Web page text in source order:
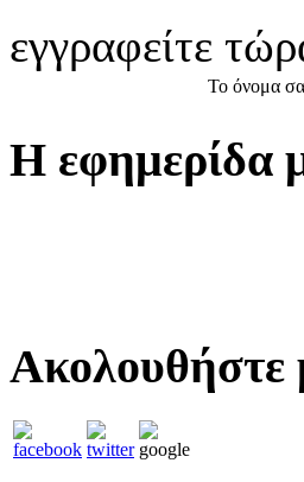
εγγραφείτε
Το όνομα
Η εφημερίδα
Ακολουθήστε